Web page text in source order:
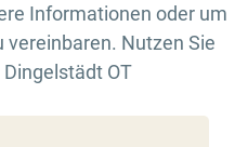
Informationen oder um
Nutzen Sie
OT